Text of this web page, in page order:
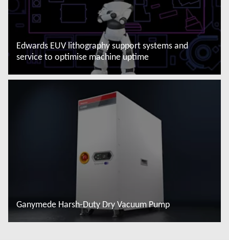
Edwards EUV lithography support systems and
service to optimise machine uptime
Ganymede Harsh-Duty Dry Vacuum Pump